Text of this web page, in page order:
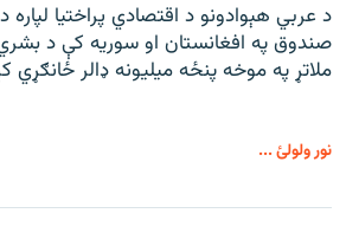
د عربي هېوادونو د اقتصادي پراختیا
صندوق په افغانستان او سوریه کې د بشري
ملاتړ په موخه پنځه میلیونه ډالر
نور ولولئ ...